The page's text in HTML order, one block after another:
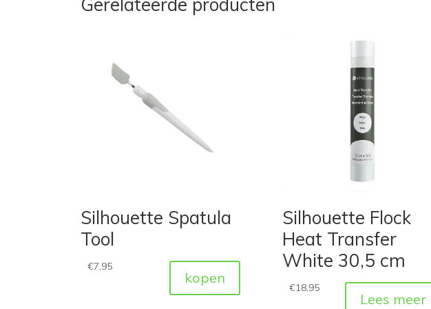
Gerelateerde producten
Silhouette Spatula
Tool
€7,95
kopen
Silhouette Flock
Heat Transfer
White 30,5 cm
€18,95
Lees meer